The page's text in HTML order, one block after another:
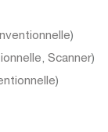
)
,Scanner)
)